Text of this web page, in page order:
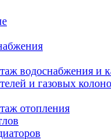
водоснабжения и
и газовых
отопления